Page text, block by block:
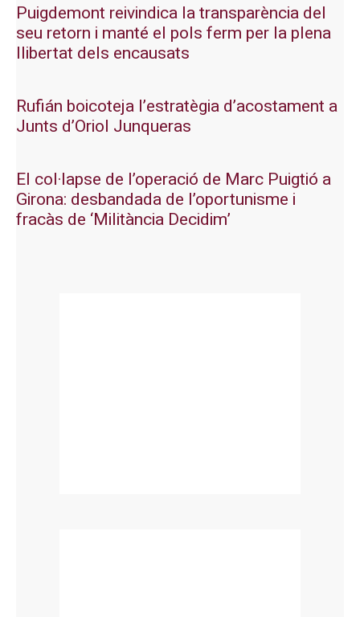
Puigdemont reivindica la transparència del
seu retorn i manté el pols ferm per la plena
llibertat dels encausats
Rufián boicoteja l’estratègia d’acostament a
Junts d’Oriol Junqueras
El col·lapse de l’operació de Marc Puigtió a
Girona: desbandada de l’oportunisme i
fracàs de ‘Militància Decidim’